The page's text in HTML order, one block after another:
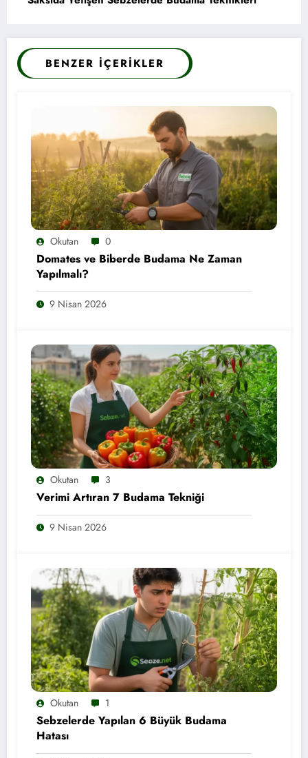
BENZER İÇERIKLER
Okutan 0
Domates ve Biberde Budama Ne Zaman
Yapılmalı?
9 Nisan 2026
Okutan 3
Verimi Artıran 7 Budama Tekniği
9 Nisan 2026
Okutan 1
Sebzelerde Yapılan 6 Büyük Budama
Hatası